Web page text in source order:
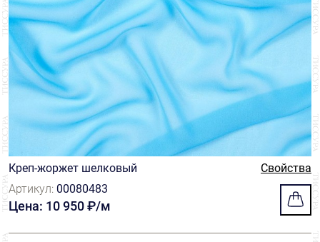
Креп-жоржет шелковый
Свойства
Артикул: 00080483
Цена: 10 950 ₽/м